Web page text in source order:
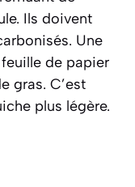
Ils doivent
Une
de papier
gras. C’est
plus légère.